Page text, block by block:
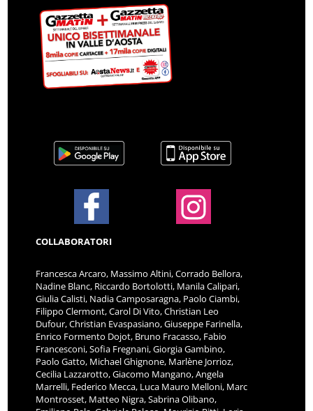
COLLABORATORI
Francesca Arcaro, Massimo Altini, Corrado Bellora,
Nadine Blanc, Riccardo Bortolotti, Manila Calipari,
Giulia Calisti, Nadia Camposaragna, Paolo Ciambi,
Filippo Clermont, Carol Di Vito, Christian Leo
Dufour, Christian Evaspasiano, Giuseppe Farinella,
Enrico Formento Dojot, Bruno Fracasso, Fabio
Francesconi, Sofia Fregnani, Giorgia Gambino,
Paolo Gatto, Michael Ghignone, Marlène Jorrioz,
Cecilia Lazzarotto, Giacomo Mangano, Angela
Marrelli, Federico Mecca, Luca Mauro Melloni, Marc
Montrosset, Matteo Nigra, Sabrina Olibano,